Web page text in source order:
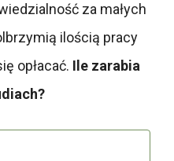
za małych
ilością pracy
opłacać. Ile zarabia